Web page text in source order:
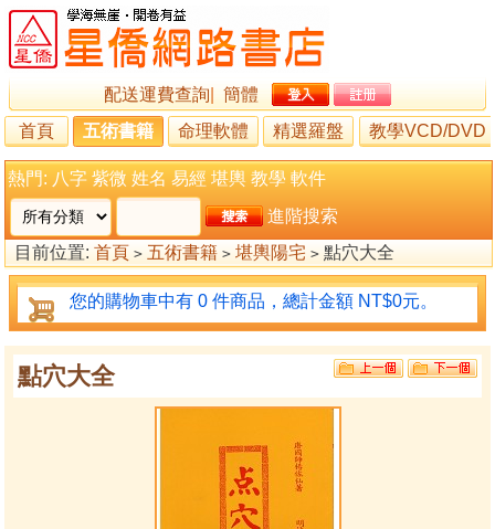
配送運費查詢
簡體
首頁
五術書籍 命理軟體 精選羅盤 教學VCD/DVD
熱門: 八字 紫微 姓名 易經 堪輿 教學 軟件
進階搜索
目前位置: 首頁 > 五術書籍 > 堪輿陽宅 > 點穴大全
您的購物車中有 0 件商品，總計金額 NT$0元。
點穴大全